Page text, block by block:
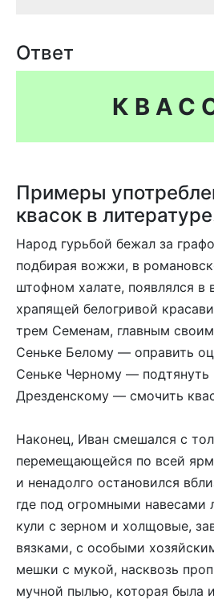
Ответ
Примеры
квасок в
Народ гурьбой бежал за
подбирая вожжи, в
штофном халате, появлялся в
храпящей белогривой
трем Семенам, главным
Сеньке Белому — оправить
Сеньке Черному — подтянуть
Дрезденскому — смочить
Наконец, Иван смешался с
перемещающейся по всей
и ненадолго остановился
где под огромными навесами
кули с зерном и холщовые,
вязками, с особыми
мешки с мукой, насквозь
мучной пылью, которая была